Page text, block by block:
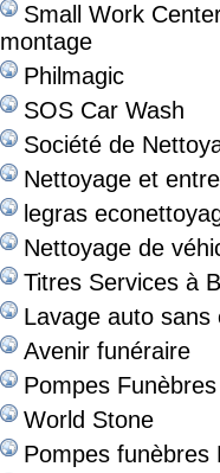
Small Work
montage
Philmagic
SOS Car Wash
Société de
Nettoyage et
legras
Nettoyage de
Titres Services à
Lavage auto sans
Avenir funéraire
Pompes
World Stone
Pompes funèbres